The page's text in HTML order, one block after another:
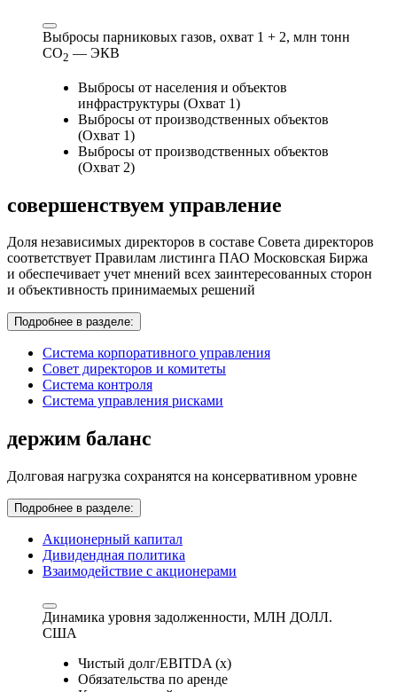
Выбросы парниковых газов, охват 1 + 2, млн тонн
СО2 — ЭКВ
Выбросы от населения и объектов
инфраструктуры (Охват 1)
Выбросы от производственных объектов
(Охват 1)
Выбросы от производственных объектов
(Охват 2)
совершенствуем управление
Доля независимых директоров в составе Совета директоров
соответствует Правилам листинга ПАО Московская Биржа
и обеспечивает учет мнений всех заинтересованных сторон
и объективность принимаемых решений
Подробнее в разделе:
Система корпоративного управления
Совет директоров и комитеты
Система контроля
Система управления рисками
держим баланс
Долговая нагрузка сохранятся на консервативном уровне
Подробнее в разделе:
Акционерный капитал
Дивидендная политика
Взаимодействие с акционерами
Динамика уровня задолженности, МЛН ДОЛЛ.
США
Чистый долг/EBITDA (x)
Обязательства по аренде